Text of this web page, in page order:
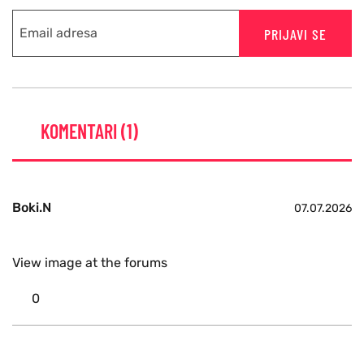
PRIJAVI SE
KOMENTARI (1)
Boki.N 07.07.2026
View image at the forums
0